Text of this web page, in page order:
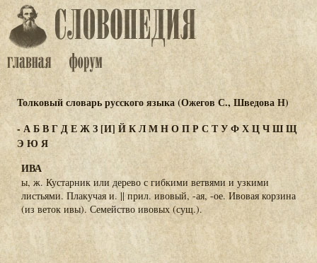
Толковый словарь русского языка (Ожегов С., Шведова Н)
-АБВГДЕЖЗ [И] ЙКЛМНОПР С ТУФХЦЧШЩ
Э Ю Я
ИВА
ы, ж. Кустарник или дерево с гибкими ветвями и узкими
листьями. Плакучая и. || прил. ивовый, -ая, -ое. Ивовая корзина
(из веток ивы). Семейство ивовых (сущ.).